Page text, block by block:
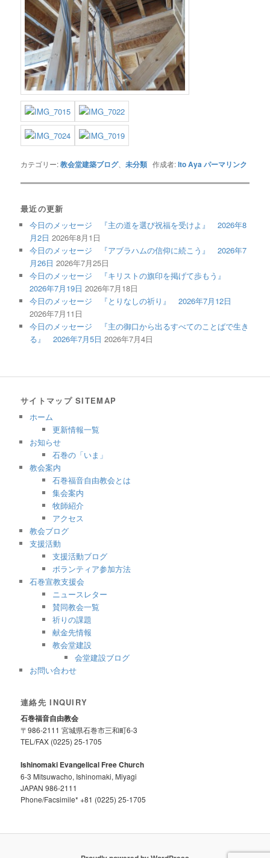
カテゴリー:教会堂建築ブログ、未分類 作成者:Ito Ayaパーマリンク
最近の更新
今日のメッセージ 『主の道を選び祝福を受けよ』 2026年8
月2日 2026年8月1日
今日のメッセージ 『アブラハムの信仰に続こう』 2026年7
月26日 2026年7月25日
今日のメッセージ 『キリストの旗印を掲げて歩もう』
2026年7月19日 2026年7月18日
今日のメッセージ 『とりなしの祈り』 2026年7月12日
2026年7月11日
今日のメッセージ 『主の御口から出るすべてのことばで生き
る』 2026年7月5日 2026年7月4日
サイトマップ SITEMAP
ホーム
更新情報一覧
お知らせ
石巻の「いま」
教会案内
石巻福音自由教会とは
集会案内
牧師紹介
アクセス
教会ブログ
支援活動
支援活動ブログ
ボランティア参加方法
石巻宣教支援会
ニュースレター
賛同教会一覧
祈りの課題
献金先情報
教会堂建設
会堂建設ブログ
お問い合わせ
連絡先 INQUIRY
石巻福音自由教会
〒986-2111 宮城県石巻市三和町6-3
TEL/FAX (0225) 25-1705
Ishinomaki Evangelical Free Church
6-3 Mitsuwacho, Ishinomaki, Miyagi
JAPAN 986-2111
Phone/Facsimile* +81 (0225) 25-1705